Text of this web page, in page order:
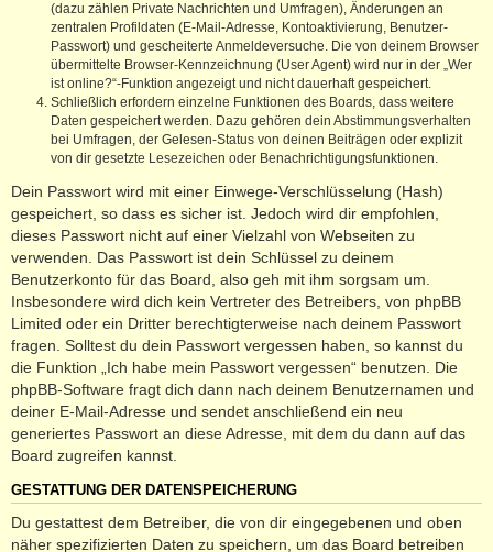
(dazu zählen Private Nachrichten und Umfragen), Änderungen an
zentralen Profildaten (E-Mail-Adresse, Kontoaktivierung, Benutzer-
Passwort) und gescheiterte Anmeldeversuche. Die von deinem Browser
übermittelte Browser-Kennzeichnung (User Agent) wird nur in der „Wer
ist online?“-Funktion angezeigt und nicht dauerhaft gespeichert.
Schließlich erfordern einzelne Funktionen des Boards, dass weitere
Daten gespeichert werden. Dazu gehören dein Abstimmungsverhalten
bei Umfragen, der Gelesen-Status von deinen Beiträgen oder explizit
von dir gesetzte Lesezeichen oder Benachrichtigungsfunktionen.
Dein Passwort wird mit einer Einwege-Verschlüsselung (Hash)
gespeichert, so dass es sicher ist. Jedoch wird dir empfohlen,
dieses Passwort nicht auf einer Vielzahl von Webseiten zu
verwenden. Das Passwort ist dein Schlüssel zu deinem
Benutzerkonto für das Board, also geh mit ihm sorgsam um.
Insbesondere wird dich kein Vertreter des Betreibers, von phpBB
Limited oder ein Dritter berechtigterweise nach deinem Passwort
fragen. Solltest du dein Passwort vergessen haben, so kannst du
die Funktion „Ich habe mein Passwort vergessen“ benutzen. Die
phpBB-Software fragt dich dann nach deinem Benutzernamen und
deiner E-Mail-Adresse und sendet anschließend ein neu
generiertes Passwort an diese Adresse, mit dem du dann auf das
Board zugreifen kannst.
GESTATTUNG DER DATENSPEICHERUNG
Du gestattest dem Betreiber, die von dir eingegebenen und oben
näher spezifizierten Daten zu speichern, um das Board betreiben